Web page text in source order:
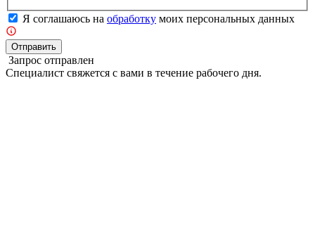
Я соглашаюсь на обработку моих персональных данных
Отправить
Запрос отправлен
Специалист свяжется с вами в течение рабочего дня.